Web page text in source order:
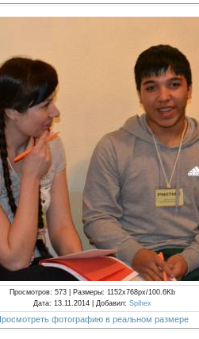
Просмотров: 573 | Размеры: 1152x768px/100.6Kb
Дата: 13.11.2014 | Добавил: Spihex
фотографию в реальном размере